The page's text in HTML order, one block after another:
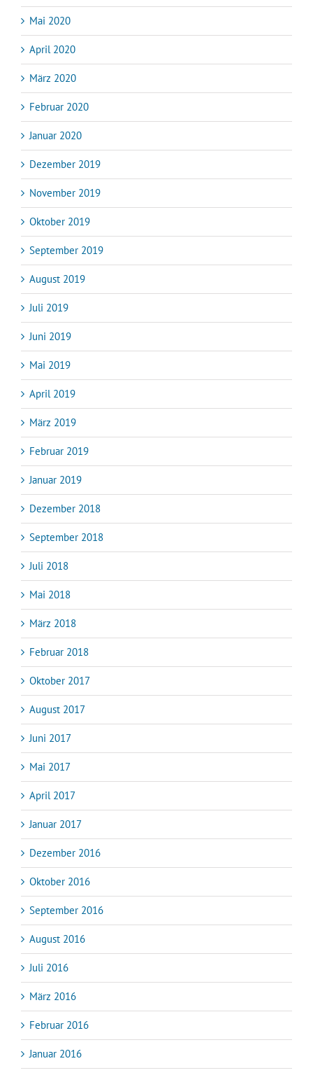
Mai 2020
April 2020
März 2020
Februar 2020
Januar 2020
Dezember 2019
November 2019
Oktober 2019
September 2019
August 2019
Juli 2019
Juni 2019
Mai 2019
April 2019
März 2019
Februar 2019
Januar 2019
Dezember 2018
September 2018
Juli 2018
Mai 2018
März 2018
Februar 2018
Oktober 2017
August 2017
Juni 2017
Mai 2017
April 2017
Januar 2017
Dezember 2016
Oktober 2016
September 2016
August 2016
Juli 2016
März 2016
Februar 2016
Januar 2016